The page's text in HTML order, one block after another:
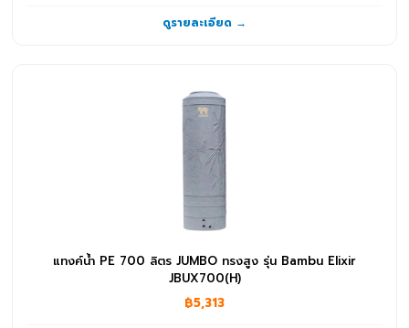
ดูรายละเอียด →
แทงค์น้ำ PE 700 ลิตร JUMBO ทรงสูง รุ่น Bambu Elixir
JBUX700(H)
฿5,313